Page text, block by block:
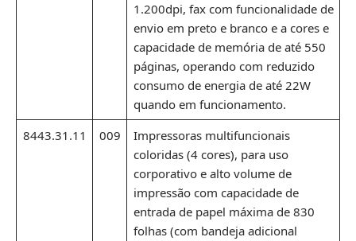
1.200dpi, fax com funcionalidade de
envio em preto e branco e a cores e
capacidade de memória de até 550
páginas, operando com reduzido
consumo de energia de até 22W
quando em funcionamento.
8443.31.11
009
Impressoras multifuncionais
coloridas (4 cores), para uso
corporativo e alto volume de
impressão com capacidade de
entrada de papel máxima de 830
folhas (com bandeja adicional